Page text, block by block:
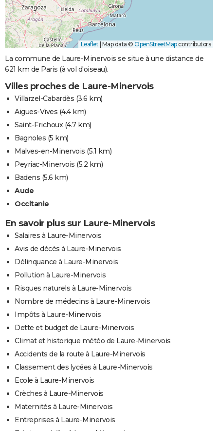
Leaflet Map data © OpenStreetMapcontributors
La commune de Laure-Minervois se situe à une distance de
621 km de Paris (à vol d'oiseau).
Villes proches de Laure-Minervois
Villarzel-Cabardès (3.6 km)
Aigues-Vives (4.4 km)
Saint-Frichoux(4.7 km)
Bagnoles (5 km)
Malves-en-Minervois (5.1 km)
Peyriac-Minervois (5.2 km)
Badens (5.6 km)
Aude
Occitanie
En savoir plus sur Laure-Minervois
Salaires à Laure-Minervois
Avis de décès à Laure-Minervois
Délinquance à Laure-Minervois
Pollution à Laure-Minervois
Risques naturels à Laure-Minervois
Nombre de médecins à Laure-Minervois
Impôts à Laure-Minervois
Dette et budget de Laure-Minervois
Climat et historique météo de Laure-Minervois
Accidents de la route à Laure-Minervois
Classement des lycées à Laure-Minervois
Ecole à Laure-Minervois
Crèches à Laure-Minervois
Maternités à Laure-Minervois
Entreprises à Laure-Minervois